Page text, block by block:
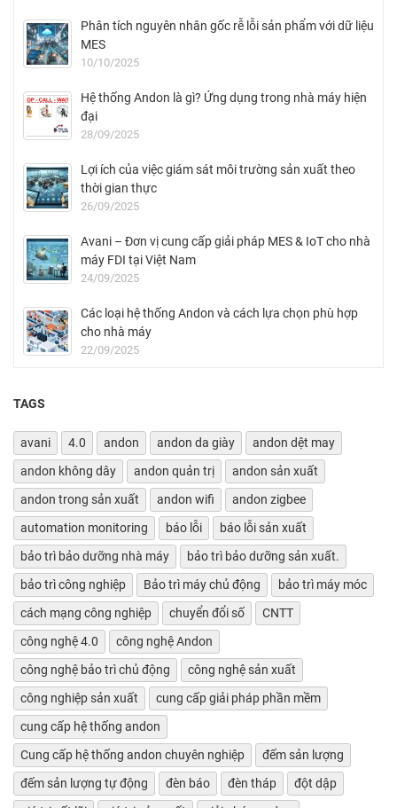
Phân tích nguyên nhân gốc rễ lỗi sản phẩm với dữ liệu
MES
10/10/2025
Hệ thống Andon là gì? Ứng dụng trong nhà máy hiện
đại
28/09/2025
Lợi ích của việc giám sát môi trường sản xuất theo
thời gian thực
26/09/2025
Avani – Đơn vị cung cấp giải pháp MES & IoT cho nhà
máy FDI tại Việt Nam
24/09/2025
Các loại hệ thống Andon và cách lựa chọn phù hợp
cho nhà máy
22/09/2025
TAGS
avani 4.0 andon andon da giày
andon dệt may
andon không dây
andon quản trị
andon sản xuất
andon trong sản xuất
andon wifi
andon zigbee
automation monitoring
báo lỗi
báo lỗi sản xuất
bảo trì bảo dưỡng nhà máy
bảo trì bảo dưỡng sản xuất.
bảo trì công nghiệp
Bảo trì máy chủ động
bảo trì máy móc
cách mạng công nghiệp
chuyển đổi số
CNTT
công nghệ 4.0
công nghệ Andon
công nghệ bảo trì chủ động
công nghệ sản xuất
công nghiệp sản xuất
cung cấp giải pháp phần mềm
cung cấp hệ thống andon
Cung cấp hệ thống andon chuyên nghiệp
đếm sản lượng
đếm sản lượng tự động
đèn báo đèn tháp
đột dập